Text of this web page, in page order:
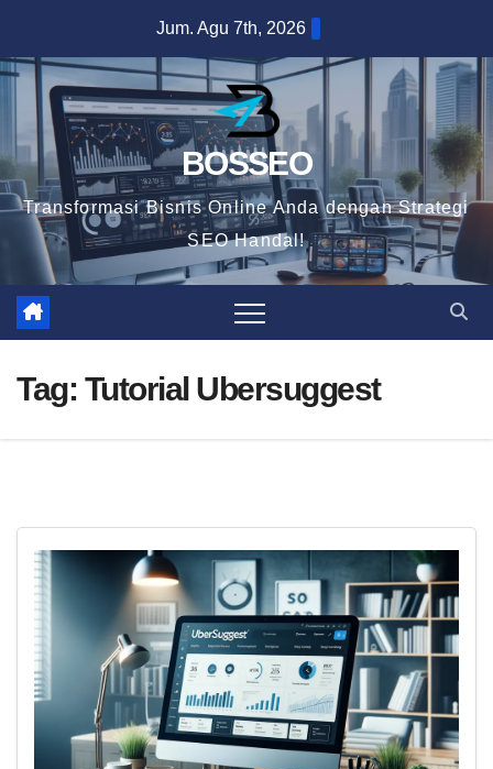
content
Jum. Agu 7th, 2026
BOSSEO
Transformasi Bisnis Online Anda dengan Strategi
SEO Handal!
Tag: Tutorial Ubersuggest